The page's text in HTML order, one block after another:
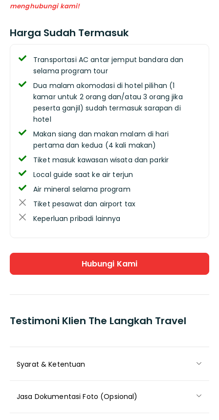
menghubungi kami!
Harga Sudah Termasuk
Transportasi AC antar jemput bandara dan
selama program tour
Dua malam akomodasi di hotel pilihan (1
kamar untuk 2 orang dan/atau 3 orang jika
peserta ganjil) sudah termasuk sarapan di
hotel
Makan siang dan makan malam di hari
pertama dan kedua (4 kali makan)
Tiket masuk kawasan wisata dan parkir
Local guide saat ke air terjun
Air mineral selama program
Tiket pesawat dan airport tax
Keperluan pribadi lainnya
Hubungi Kami
Testimoni Klien The Langkah Travel
Syarat & Ketentuan
Jasa Dokumentasi Foto (Opsional)